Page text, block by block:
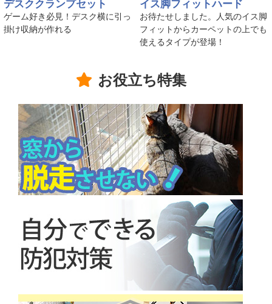
デスククランプセット
ゲーム好き必見！デスク横に引っ
掛け収納が作れる
イス脚フィットハード
お待たせしました。人気のイス脚
フィットからカーペットの上でも
使えるタイプが登場！
お役立ち特集